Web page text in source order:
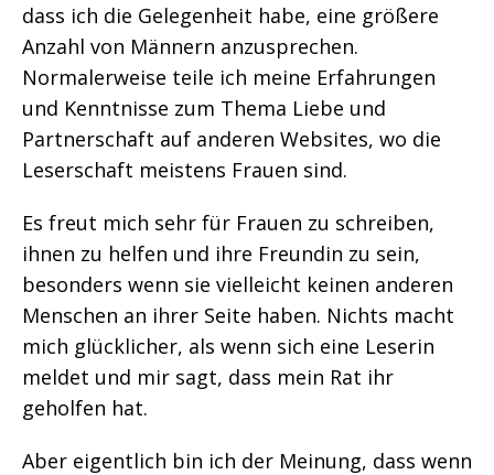
dass ich die Gelegenheit habe, eine größere
Anzahl von Männern anzusprechen.
Normalerweise teile ich meine Erfahrungen
und Kenntnisse zum Thema Liebe und
Partnerschaft auf anderen Websites, wo die
Leserschaft meistens Frauen sind.
Es freut mich sehr für Frauen zu schreiben,
ihnen zu helfen und ihre Freundin zu sein,
besonders wenn sie vielleicht keinen anderen
Menschen an ihrer Seite haben. Nichts macht
mich glücklicher, als wenn sich eine Leserin
meldet und mir sagt, dass mein Rat ihr
geholfen hat.
Aber eigentlich bin ich der Meinung, dass wenn